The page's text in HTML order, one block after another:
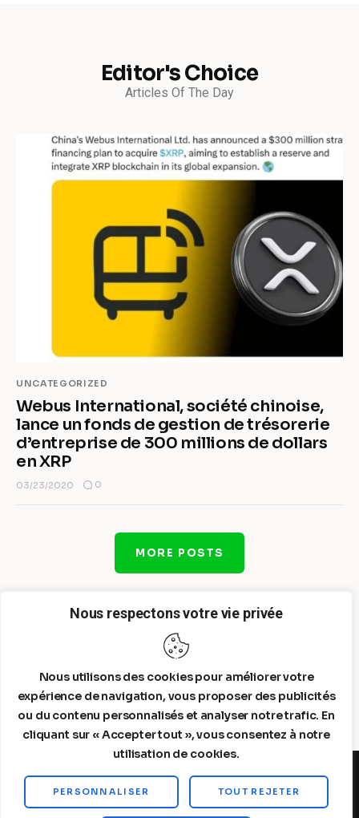
Nous respectons votre vie privée
Nous utilisons des cookies pour améliorer votre
expérience de navigation, vous proposer des publicités
ou du contenu personnalisés et analyser notre trafic. En
cliquant sur « Accepter tout », vous consentez à notre
utilisation de cookies.
PERSONNALISER TOUT REJETER
Editor's Choice
Articles Of The Day
UNCATEGORIZED
Webus International, société chinoise,
lance un fonds de gestion de trésorerie
d’entreprise de 300 millions de dollars
en XRP
03/23/2020 0
MORE POSTS